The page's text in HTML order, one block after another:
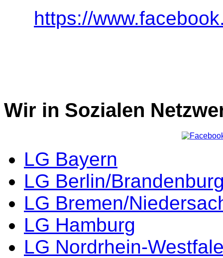
https://
Wir in Sozialen
LG Bayern
LG Berlin/
LG Bremen/
LG Hamburg
LG Nordrhein-